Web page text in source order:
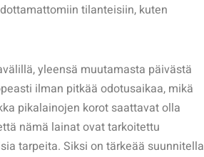
tilanteisiin, kuten
yleensä muutamasta päivästä
ilman pitkää odotusaikaa, mikä
pikalainojen korot saattavat olla
nämä lainat ovat tarkoitettu
tarpeita. Siksi on tärkeää suunnitella